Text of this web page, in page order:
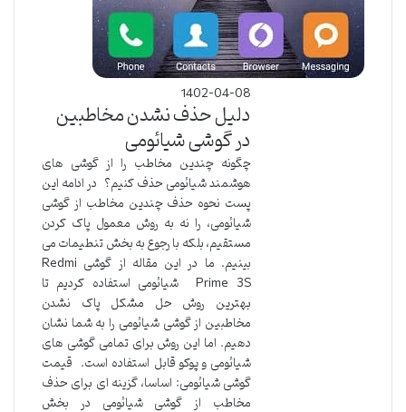
1402-04-08
دلیل حذف نشدن مخاطبین
در گوشی شیائومی
چگونه چندین مخاطب را از گوشی های
هوشمند شیائومی حذف کنیم؟ در ادامه این
پست نحوه حذف چندین مخاطب از گوشی
شیائومی، را نه به روش معمول پاک کردن
مستقیم، بلکه با رجوع به بخش تنطیمات می
بینیم. ما در این مقاله از گوشی Redmi
Prime 3S شیائومی استفاده کردیم تا
بهترین روش حل مشکل پاک نشدن
مخاطبین از گوشی شیائومی را به شما نشان
دهیم. اما این روش برای تمامی گوشی های
شیائومی و پوکو قابل استفاده است. قیمت
گوشی شیائومی: اساسا، گزینه ای برای حذف
مخاطب از گوشی شیائومی در بخش